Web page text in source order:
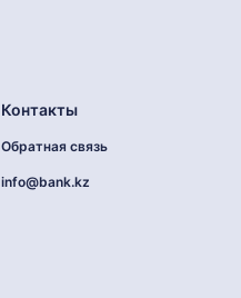
Контакты
Обратная связь
info@bank.kz